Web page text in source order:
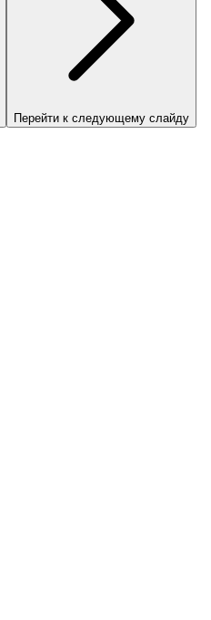
Перейти к следующему слайду